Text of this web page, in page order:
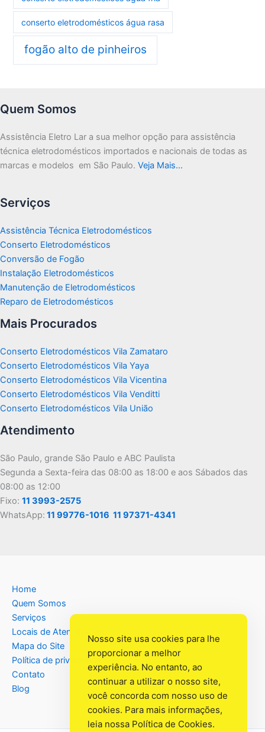
conserto eletrodomésticos água rasa
fogão alto de pinheiros
Quem Somos
Assistência Eletro Lar a sua melhor opção para assistência
técnica eletrodomésticos importados e nacionais de todas as
marcas e modelos em São Paulo. Veja Mais…
Serviços
Assistência Técnica Eletrodomésticos
Conserto Eletrodomésticos
Conversão de Fogão
Instalação Eletrodomésticos
Manutenção de Eletrodomésticos
Reparo de Eletrodomésticos
Mais Procurados
Conserto Eletrodomésticos Vila Zamataro
Conserto Eletrodomésticos Vila Yaya
Conserto Eletrodomésticos Vila Vicentina
Conserto Eletrodomésticos Vila Venditti
Conserto Eletrodomésticos Vila União
Atendimento
São Paulo, grande São Paulo e ABC Paulista
Segunda a Sexta-feira das 08:00 as 18:00 e aos Sábados das
08:00 as 12:00
Fixo: 11 3993-2575
WhatsApp: 11 99776-1016 11 97371-4341
Home
Quem Somos
Serviços
Locais de Atendimento
Mapa do Site
Política de privacidade
Contato
Blog
Nosso site usa cookies para lhe
proporcionar a melhor
experiência. No entanto, ao
continuar a utilizar o nosso site,
você concorda com nosso uso de
cookies. Para mais informações,
leia nossa Política de Cookies.